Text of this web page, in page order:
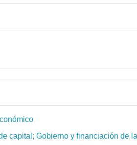
capital; Gobierno y financiación de